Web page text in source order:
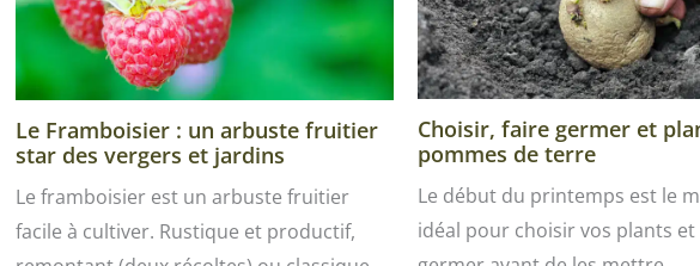
Le Framboisier : un arbuste fruitier
star des vergers et jardins
Le framboisier est un arbuste fruitier
facile à cultiver. Rustique et productif,
Choisir, faire germer et
pommes de terre
Le début du printemps est le
idéal pour choisir vos plants et